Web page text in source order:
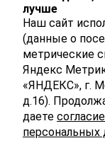
ФИО
Телефон
E-mail
лучше
Наш сайт
(данные о
метрические
Яндекс
«ЯНДЕКС», г.
д.16).
даете
персональных